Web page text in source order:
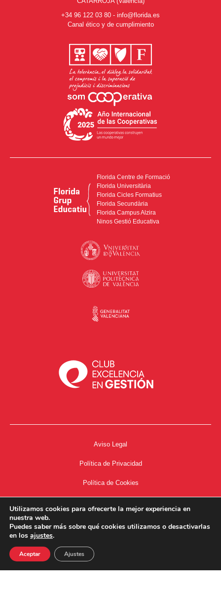
+34 96 122 03 80 - info@florida.es
Canal ético y de cumplimiento
Florida Centre de Formació
Florida Universitària
Florida Cicles Formatius
Florida Secundària
Florida Campus Alzira
Ninos Gestió Educativa
Aviso Legal
Política de Privacidad
Política de Cookies
34667504662
Utilizamos cookies para ofrecerte la mejor experiencia en
nuestra web.
Puedes saber más sobre qué cookies utilizamos o desactivarlas
en los ajustes.
Aceptar Ajustes